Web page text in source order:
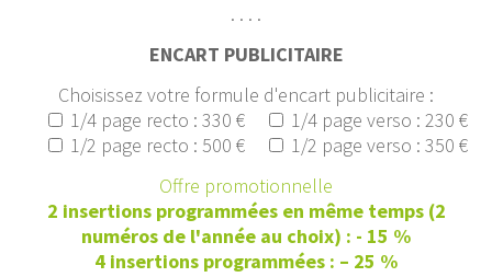
. . . .
ENCART PUBLICITAIRE
Choisissez votre formule d'encart publicitaire :
1/4 page recto : 330 €
1/4 page verso : 230 €
1/2 page recto : 500 €
1/2 page verso : 350 €
Offre promotionnelle
2 insertions programmées en même temps (2
numéros de l'année au choix) : - 15 %
4 insertions programmées : – 25 %